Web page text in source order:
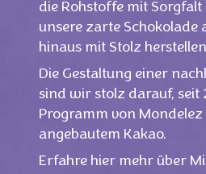
die Rohstoffe mit
unsere zarte
hinaus mit Stolz
Die Gestaltung einer
sind wir stolz darauf, seit
Programm von
angebautem Kakao.
Erfahre hier mehr über